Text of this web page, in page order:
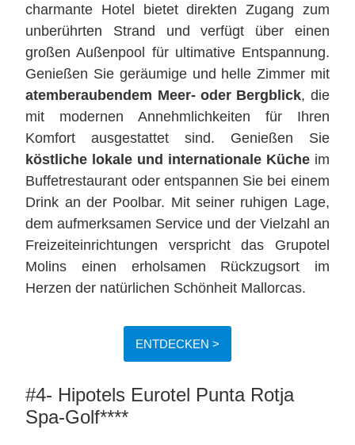
charmante Hotel bietet direkten Zugang zum
unberührten Strand und verfügt über einen
großen Außenpool für ultimative Entspannung.
Genießen Sie geräumige und helle Zimmer mit
atemberaubendem Meer- oder Bergblick, die
mit modernen Annehmlichkeiten für Ihren
Komfort ausgestattet sind. Genießen Sie
köstliche lokale und internationale Kücheim
Buffetrestaurant oder entspannen Sie bei einem
Drink an der Poolbar. Mit seiner ruhigen Lage,
dem aufmerksamen Service und der Vielzahl an
Freizeiteinrichtungen verspricht das Grupotel
Molins einen erholsamen Rückzugsort im
Herzen der natürlichen Schönheit Mallorcas.
ENTDECKEN >
#4- Hipotels Eurotel Punta Rotja
Spa-Golf****